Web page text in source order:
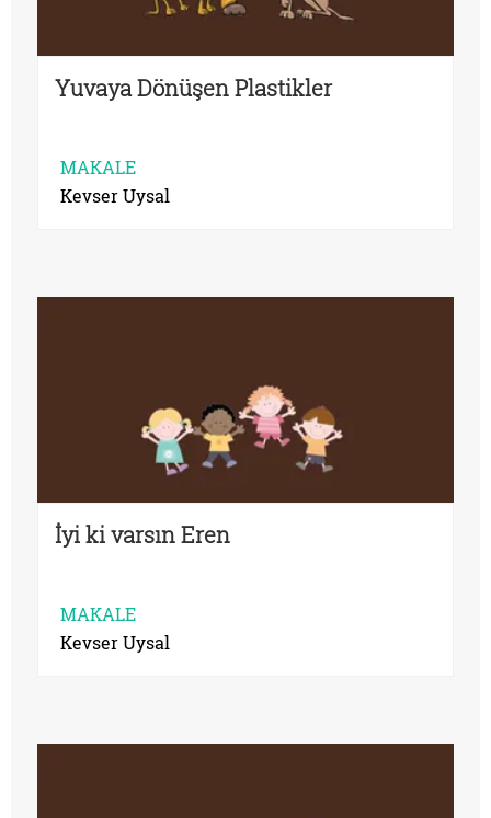
Yuvaya Dönüşen Plastikler
MAKALE
Kevser Uysal
İyi ki varsın Eren
MAKALE
Kevser Uysal